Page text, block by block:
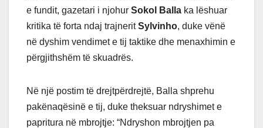
e fundit, gazetari i njohur Sokol Balla ka lëshuar
kritika të forta ndaj trajneritSylvinho, duke vënë
në dyshim vendimet e tij taktike dhe menaxhimin e
përgjithshëm të skuadrës.
Në një postim të drejtpërdrejtë, Balla shprehu
pakënaqësinë e tij, duke theksuar ndryshimet e
papritura në mbrojtje: “Ndryshon mbrojtjen pa